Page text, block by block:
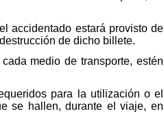
accidentado estará provisto de
de dicho billete.
medio de transporte, estén
para la utilización o el
se hallen, durante el viaje, en